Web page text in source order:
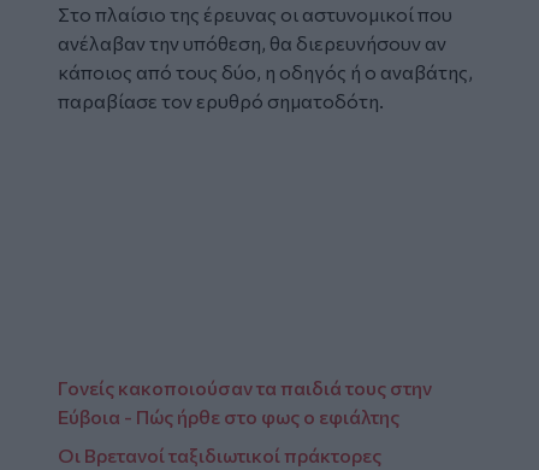
Στο πλαίσιο της έρευνας οι αστυνομικοί που
ανέλαβαν την υπόθεση, θα διερευνήσουν αν
κάποιος από τους δύο, η οδηγός ή ο αναβάτης,
παραβίασε τον ερυθρό σηματοδότη.
Γονείς κακοποιούσαν τα παιδιά τους στην
Εύβοια - Πώς ήρθε στο φως ο εφιάλτης
Οι Βρετανοί ταξιδιωτικοί πράκτορες